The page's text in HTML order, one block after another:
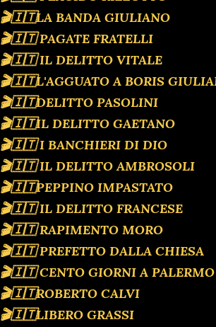
🎬🇮🇹LA BANDA GIULIANO
🎬🇮🇹 PAGATE FRATELLI
🎬🇮🇹 IL DELITTO VITALE
🎬🇮🇹L'AGGUATO A BORIS
🎬🇮🇹DELITTO PASOLINI
🎬🇮🇹IL DELITTO GAETANO
🎬🇮🇹 I BANCHIERI DI DIO
🎬🇮🇹 IL DELITTO AMBROSOLI
🎬🇮🇹PEPPINO IMPASTATO
🎬🇮🇹 IL DELITTO FRANCESE
🎬🇮🇹 RAPIMENTO MORO
🎬🇮🇹 PREFETTO DALLA CHIESA
🎬🇮🇹 CENTO GIORNI A PALERMO
🎬🇮🇹ROBERTO CALVI
🎬🇮🇹LIBERO GRASSI